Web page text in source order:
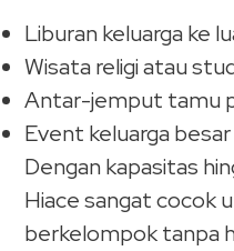
Liburan keluarga ke
Wisata religi atau
Antar-jemput tamu
Event keluarga
Dengan kapasitas
Hiace sangat cocok
berkelompok tanpa